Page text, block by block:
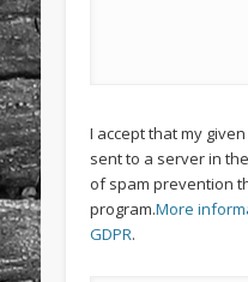
I accept that my
sent to a server in
of spam prevention
program.More
GDPR.